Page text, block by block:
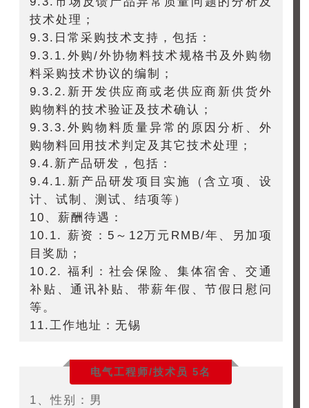
技术处理；
9.3.日常采购技术支持，包括：
9.3.1.外购/外协物料技术规格书及外购物
料采购技术协议的编制；
9.3.2.新开发供应商或老供应商新供货外
购物料的技术验证及技术确认；
9.3.3.外购物料质量异常的原因分析、外
购物料回用技术判定及其它技术处理；
9.4.新产品研发，包括：
9.4.1.新产品研发项目实施（含立项、设
计、试制、测试、结项等）
10、薪酬待遇：
10.1. 薪资：5～12万元RMB/年、另加项
目奖励；
10.2. 福利： 社会保险、集体宿舍、交通
补贴、通讯补贴、带薪年假、节假日慰问
等。
11.工作地址：无锡
电气工程师/技术员 5名
1、性别：男